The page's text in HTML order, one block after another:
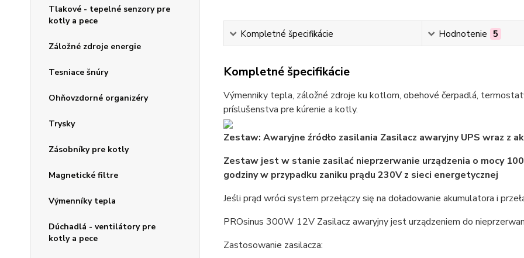
Tlakové - tepelné senzory pre
kotly a pece
Záložné zdroje energie
Tesniace šnúry
Ohňovzdorné organizéry
Trysky
Zásobníky pre kotly
Magnetické filtre
Výmenníky tepla
Dúchadlá - ventilátory pre
kotly a pece
Kompletné špecifikácie Hodnotenie 5
Kompletné špecifikácie
Výmenniky tepla, záložné zdroje ku kotlom, obehové čerpadlá,
príslušenstva pre kúrenie a kotly.
Zestaw: Awaryjne źródło zasilania Zasilacz awaryjny UPS wraz z
Zestaw jest w stanie zasilać nieprzerwanie urządzenia o mocy
godziny wprzypadku zaniku prądu 230V z sieci energetycznej
Jeśli prąd wróci system przełączy się na doładowanie akumulatora i
PROsinus 300W 12V Zasilacz awaryjny jest urządzeniem do
Zastosowanie zasilacza: